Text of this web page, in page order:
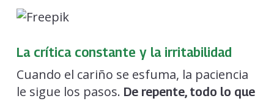
La crítica constante y la irritabilidad
Cuando el cariño se esfuma, la paciencia
le sigue los pasos. De repente, todo lo que